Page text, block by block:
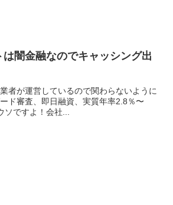
闇金融なのでキャッシング出
者が運営しているので関わらないように
ド審査、即日融資、実質年率2.8％〜
ですよ！会社...